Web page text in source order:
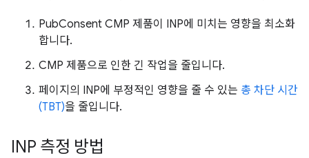
PubConsent CMP 제품이 INP에 미치는 영향을 최소화
합니다.
CMP 제품으로 인한 긴 작업을 줄입니다.
페이지의 INP에 부정적인 영향을 줄 수 있는 총 차단 시간
(TBT)을 줄입니다.
INP 측정 방법